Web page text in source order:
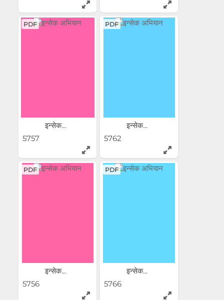
PDF
इन्सेक...
5757
PDF
इन्सेक...
5762
PDF
इन्सेक...
5756
PDF
इन्सेक...
5766